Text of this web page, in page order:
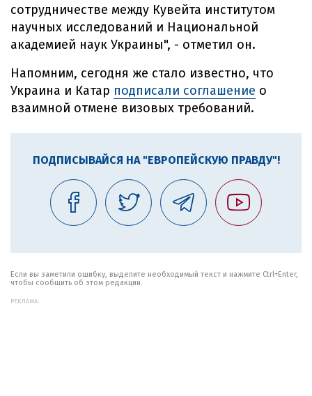
сотрудничестве между Кувейта институтом
научных исследований и Национальной
академией наук Украины", - отметил он.
Напомним, сегодня же стало известно, что
Украина и Катар подписали соглашение о
взаимной отмене визовых требований.
ПОДПИСЫВАЙСЯ НА "ЕВРОПЕЙСКУЮ ПРАВДУ"!
Если вы заметили ошибку, выделите необходимый текст и нажмите Ctrl+Enter,
чтобы сообщить об этом редакции.
РЕКЛАМА: